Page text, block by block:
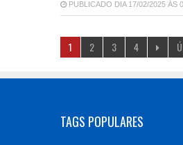
PUBLICADO DIA 17/02/2025 ÀS
1 2 3 4
TAGS POPULARES